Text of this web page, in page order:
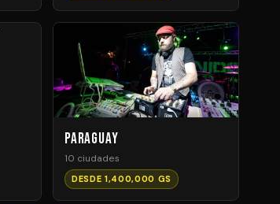
Paraguay
10 ciudades
DESDE 1,400,000 GS